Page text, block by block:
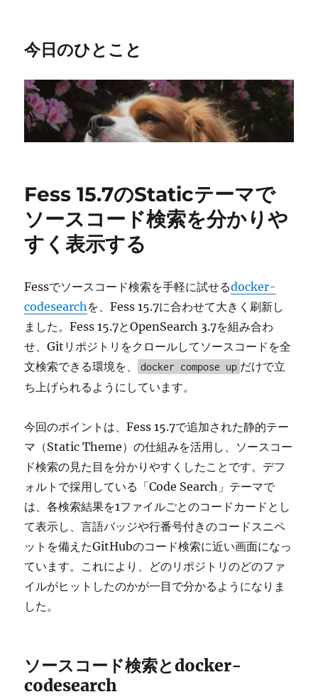
今日のひとこと
Fess 15.7のStaticテーマで
ソースコード検索を分かりや
すく表示する
Fessでソースコード検索を手軽に試せるdocker-
codesearchを、Fess 15.7に合わせて大きく刷新し
ました。Fess 15.7とOpenSearch 3.7を組み合わ
せ、Gitリポジトリをクロールしてソースコードを全
文検索できる環境を、
docker compose up だけで立
ち上げられるようにしています。
今回のポイントは、Fess 15.7で追加された静的テー
マ（Static Theme）の仕組みを活用し、ソースコー
ド検索の見た目を分かりやすくしたことです。デフ
ォルトで採用している「Code Search」テーマで
は、各検索結果を1ファイルごとのコードカードとし
て表示し、言語バッジや行番号付きのコードスニペ
ットを備えたGitHubのコード検索に近い画面になっ
ています。これにより、どのリポジトリのどのファ
イルがヒットしたのかが一目で分かるようになりま
した。
ソースコード検索とdocker-
codesearch